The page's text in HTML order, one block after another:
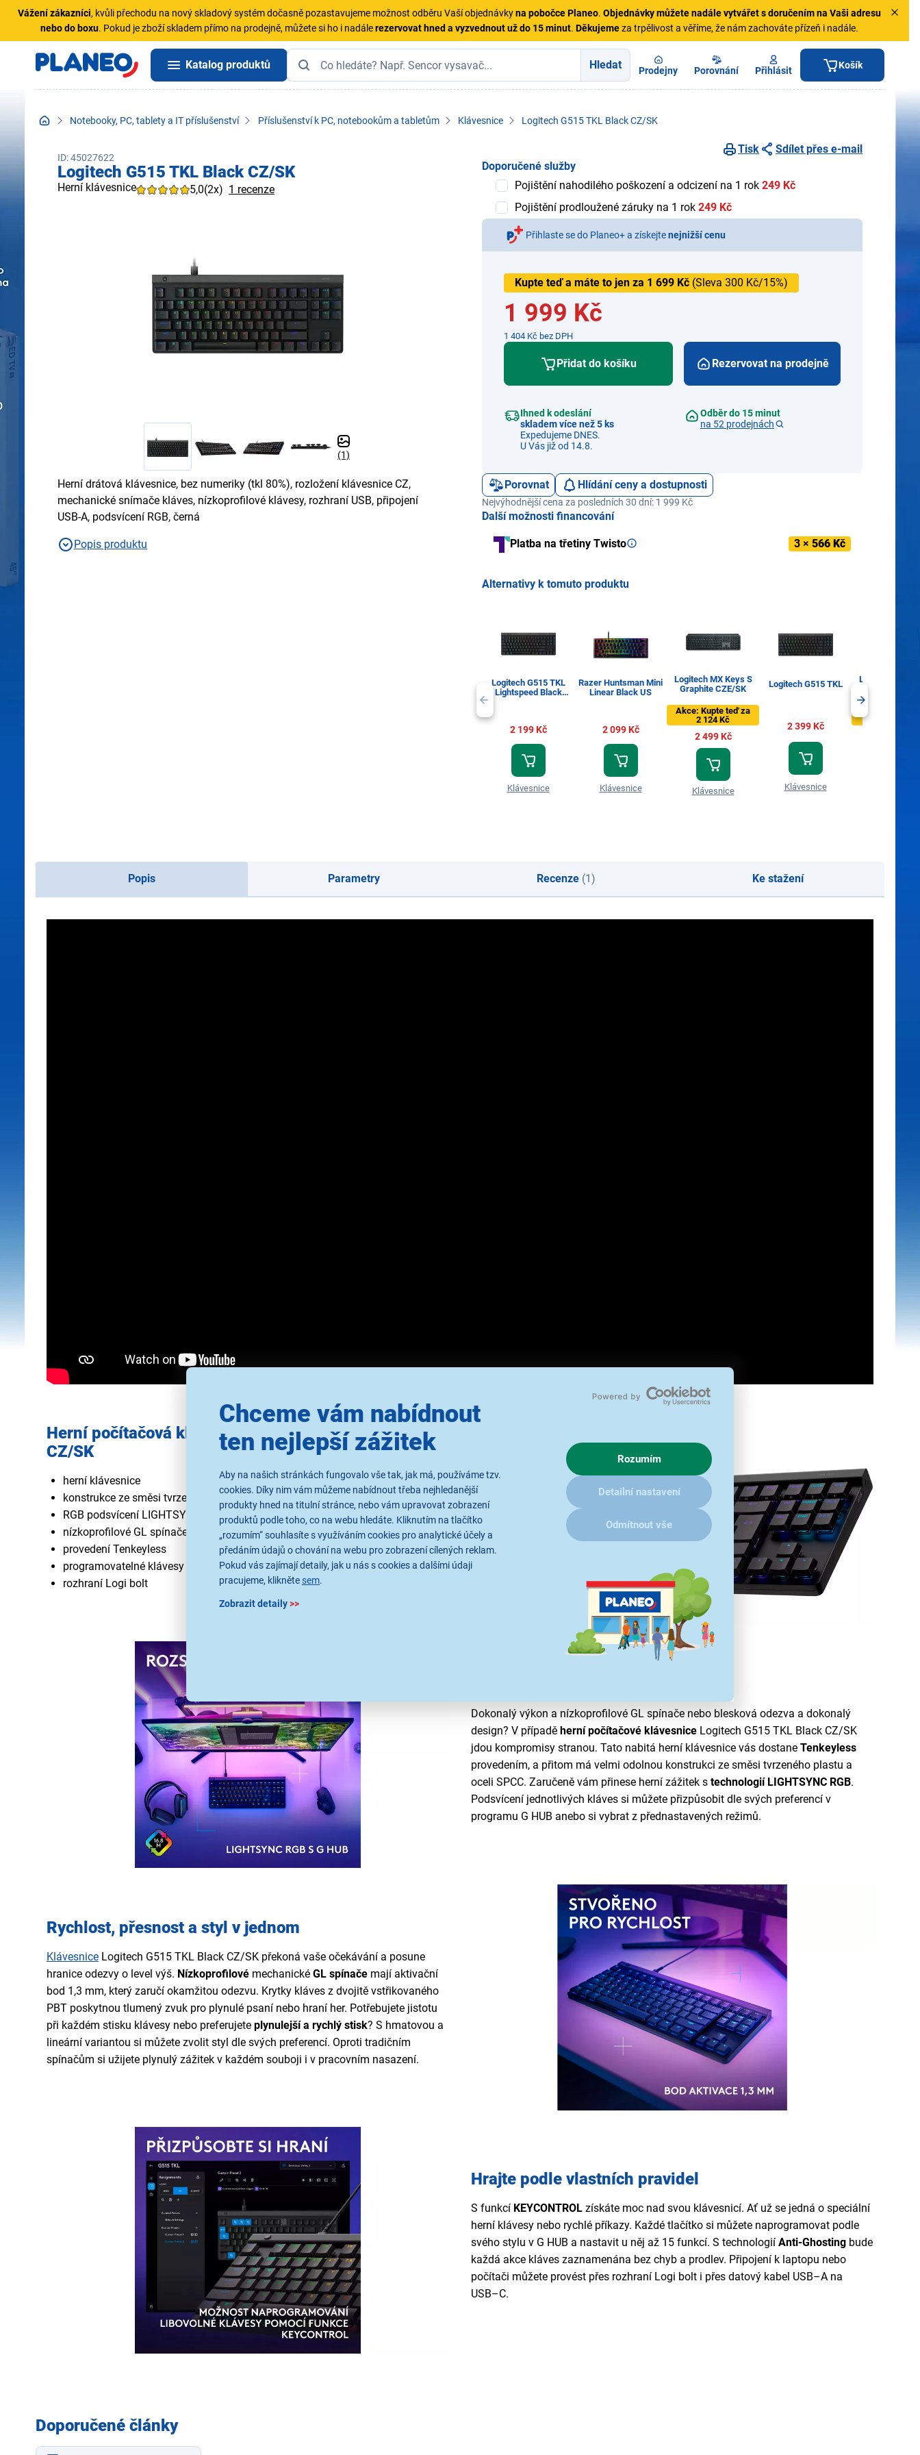
Chceme vám nabídnout
ten nejlepší zážitek
Aby na našich stránkách fungovalo vše tak, jak má, používáme tzv.
cookies. Díky nim vám můžeme nabídnout třeba nejhledanější
produkty hned na titulní stránce, nebo vám upravovat zobrazení
produktů podle toho, co na webu hledáte. Kliknutím na tlačítko
„rozumím“ souhlasíte s využíváním cookies pro analytické účely a
předáním údajů o chování na webu pro zobrazení cílených reklam.
Pokud vás zajímají detaily, jak u nás s cookies a dalšími údaji
pracujeme, klikněte sem.
Zobrazit detaily>>
Rozumím
Detailní nastavení
Odmítnout vše
Vážení zákazníci, kvůli přechodu na nový skladový systém dočasně pozastavujeme možnost odběru Vaší objednávkyna pobočce Planeo. Objednávkymůžete nadále vytvářet s doručením na Vaši adresu
nebo do boxu. Pokud je zboží skladem přímo na prodejně, můžete si ho i nadálerezervovat hned a vyzvednout už do 15 minut. Děkujemeza trpělivost a věříme, že nám zachováte přízeň i nadále.
Katalog produktů Hledat Prodejny Porovnání Přihlásit Košík
Notebooky, PC, tablety a IT příslušenství Příslušenství k PC, notebookům a tabletům Klávesnice Logitech G515 TKL Black CZ/SK
ID: 45027622
Logitech G515 TKL Black CZ/SK
Herní klávesnice 5,0(2x) 1 recenze
(1)
Herní drátová klávesnice, bez numeriky (tkl 80%), rozložení klávesnice CZ,
mechanické snímače kláves, nízkoprofilové klávesy, rozhraní USB, připojení
USB-A, podsvícení RGB, černá
Popis produktu
Tisk
Sdílet přes e-mail
Doporučené služby
Pojištění nahodilého poškození a odcizení na 1 rok 249 Kč
Pojištění prodloužené záruky na 1 rok 249 Kč
Přihlaste se do Planeo+ a získejtenejnižší cenu
Kupte teď a máte to jen za 1 699 Kč (Sleva 300 Kč/15%)
1 999 Kč
1 404 Kč bez DPH
Přidat do košíku
Ihned k odeslání
skladem více než 5 ks
Expedujeme DNES.
U Vás již od 14.8.
Rezervovat na prodejně
Odběr do 15 minut
na 52 prodejnách
Porovnat Hlídání ceny a dostupnosti
Nejvýhodnější cena za posledních 30 dní: 1 999 Kč
Další možnosti financování
Platba na třetiny Twisto 3 × 566 Kč
Alternativy k tomuto produktu
Logitech G515 TKL
Lightspeed Black
2 199 Kč
Klávesnice
Razer Huntsman Mini
Linear Black US
2 099 Kč
Klávesnice
Logitech MX Keys S
Graphite CZE/SK
Akce: Kupte teď za
2 124 Kč
2 499 Kč
Klávesnice
Logitech G515 TKL
2 399 Kč
Klávesnice
Logitech MX
Popis Parametry Recenze(1) Ke stažení
Herní počítačová klávesnice Logitech G515 TKL Black
CZ/SK
herní klávesnice
konstrukce ze směsi tvrzeného plastu a oceli SPCC
RGB podsvícení LIGHTSYNC s až 16,8 miliony barev
nízkoprofilové GL spínače
provedení Tenkeyless
programovatelné klávesy Macro
rozhraní Logi bolt
Dokonalý výkon a nízkoprofilové GL spínače nebo blesková odezva a dokonalý
design? V případě herní počítačové klávesniceLogitech G515 TKL Black CZ/SK
jdou kompromisy stranou. Tato nabitá herní klávesnice vás dostane Tenkeyless
provedením, a přitom má velmi odolnou konstrukci ze směsi tvrzeného plastu a
oceli SPCC. Zaručeně vám přinese herní zážitek s technologií LIGHTSYNC RGB.
Podsvícení jednotlivých kláves si můžete přizpůsobit dle svých preferencí v
programu G HUB anebo si vybrat z přednastavených režimů.
Rychlost, přesnost a styl v jednom
Klávesnice Logitech G515 TKL Black CZ/SK překoná vaše očekávání a posune
hranice odezvy o level výš. Nízkoprofilové mechanické GL spínače mají aktivační
bod 1,3 mm, který zaručí okamžitou odezvu. Krytky kláves z dvojitě vstřikovaného
PBT poskytnou tlumený zvuk pro plynulé psaní nebo hraní her. Potřebujete jistotu
při každém stisku klávesy nebo preferujete plynulejší a rychlý stisk? S hmatovou a
lineární variantou si můžete zvolit styl dle svých preferencí. Oproti tradičním
spínačům si užijete plynulý zážitek v každém souboji i v pracovním nasazení.
Hrajte podle vlastních pravidel
S funkcí KEYCONTROLzískáte moc nad svou klávesnicí. Ať už se jedná o speciální
herní klávesy nebo rychlé příkazy. Každé tlačítko si můžete naprogramovat podle
svého stylu v G HUB a nastavit u něj až 15 funkcí. S technologií Anti-Ghostingbude
každá akce kláves zaznamenána bez chyb a prodlev. Připojení k laptopu nebo
počítači můžete provést přes rozhraní Logi bolt i přes datový kabel USB–A na
USB–C.
Doporučené články